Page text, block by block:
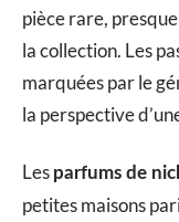
pièce rare,
la collection. Les
marquées par le
la perspective
Les parfums de
petites maisons